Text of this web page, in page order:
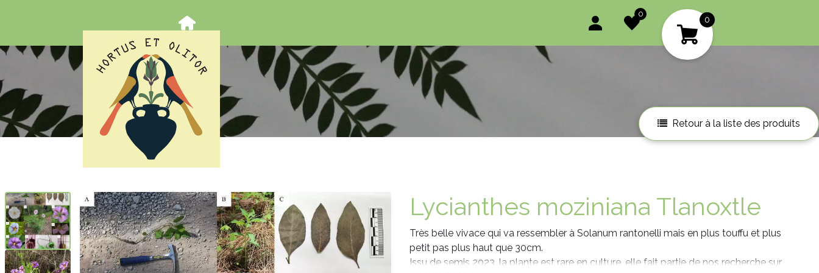
0
0
Retour à la liste des produits
Lycianthes moziniana Tlanoxtle
Très belle vivace qui va ressembler à Solanum rantonelli mais en plus touffu et plus
petit pas plus haut que 30cm.
Issu de semis 2023, la plante est rare en culture, elle fait partie de nos recherche sur